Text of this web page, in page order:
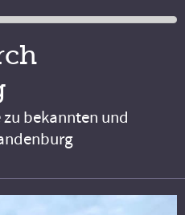
bekannten und